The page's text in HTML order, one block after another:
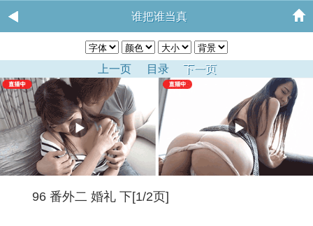
谁把谁当真
上一页 目录 下一页
96 番外二 婚礼 下[1/2页]